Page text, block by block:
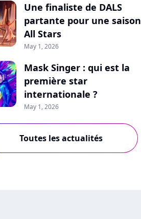
Une finaliste de DALS
partante pour une saison
All Stars
May 1, 2026
Mask Singer : qui est la
première star
internationale ?
May 1, 2026
Toutes les actualités